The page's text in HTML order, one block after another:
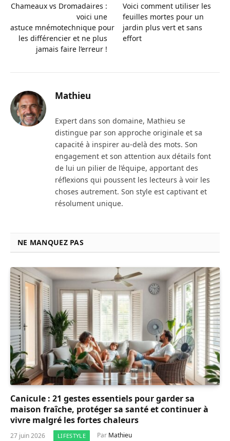
Chameaux vs Dromadaires :
voici une
astuce mnémotechnique pour
les différencier et ne plus
jamais faire l’erreur !
Voici comment utiliser les
feuilles mortes pour un
jardin plus vert et sans
effort
Mathieu
Expert dans son domaine, Mathieu se
distingue par son approche originale et sa
capacité à inspirer au-delà des mots. Son
engagement et son attention aux détails font
de lui un pilier de l’équipe, apportant des
réflexions qui poussent les lecteurs à voir les
choses autrement. Son style est captivant et
résolument unique.
NE MANQUEZ PAS
Canicule : 21 gestes essentiels pour garder sa
maison fraîche, protéger sa santé et continuer à
vivre malgré les fortes chaleurs
27 juin 2026 LIFESTYLE Par Mathieu